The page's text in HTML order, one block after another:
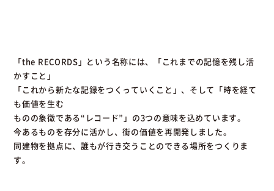
「the RECORDS」という名称には、「これまでの記憶を残し活
かすこと」
「これから新たな記録をつくっていくこと」、そして「時を経て
も価値を生む
ものの象徴である“レコード”」の3つの意味を込めています。
今あるものを存分に活かし、街の価値を再開発しました。
同建物を拠点に、誰もが行き交うことのできる場所をつくりま
す。